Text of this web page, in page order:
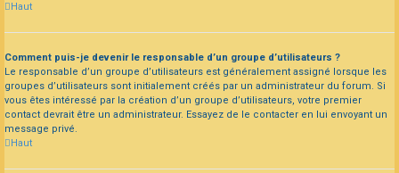
Haut
Comment puis-je devenir le responsable d’un groupe d’utilisateurs ?
Le responsable d’un groupe d’utilisateurs est généralement assigné lorsque les
groupes d’utilisateurs sont initialement créés par un administrateur du forum. Si
vous êtes intéressé par la création d’un groupe d’utilisateurs, votre premier
contact devrait être un administrateur. Essayez de le contacter en lui envoyant un
message privé.
Haut